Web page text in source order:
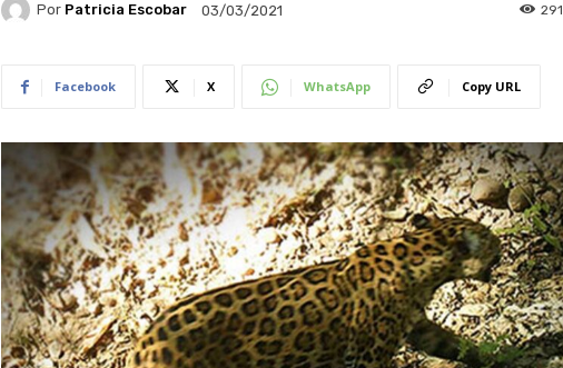
Por Patricia Escobar 03/03/2021 291
Facebook X WhatsApp Copy URL